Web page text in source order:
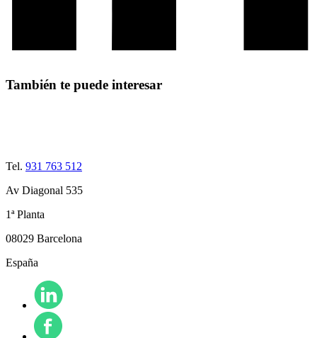
También te puede interesar
Tel. 931 763 512
Av Diagonal 535
1ª Planta
08029 Barcelona
España